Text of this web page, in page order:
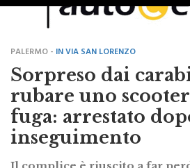
PALERMO -IN VIA SAN LORENZO
Sorpreso dai
rubare uno scooter
fuga: arrestato dopo
inseguimento